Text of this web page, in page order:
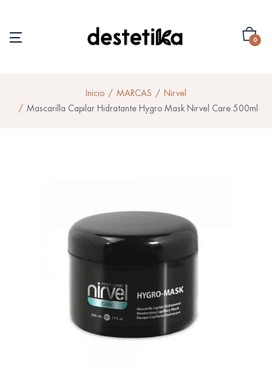
0
Inicio MARCAS
Nirvel
Mascarilla Capilar Hidratante Hygro Mask Nirvel Care 500ml